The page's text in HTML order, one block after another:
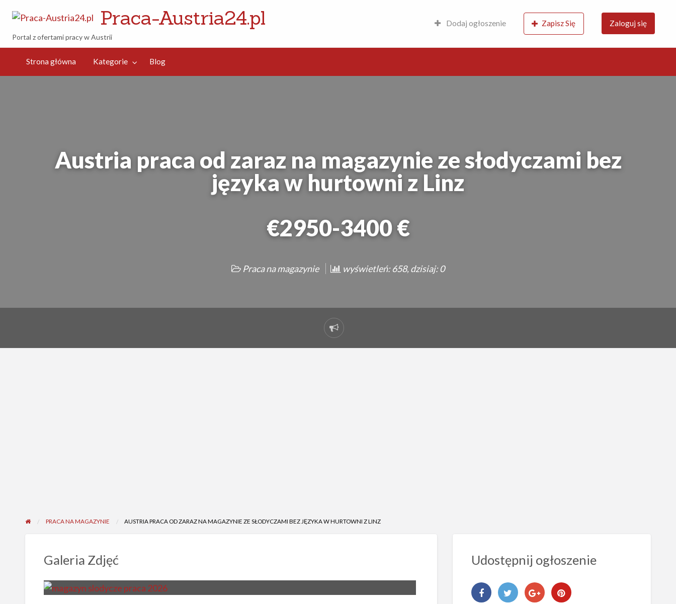
Praca-Austria24.pl
Portal z ofertami pracy w Austrii
Dodaj ogłoszenie Zapisz Się Zaloguj się
Strona główna Kategorie Blog
Austria praca od zaraz na magazynie ze słodyczami bez
języka w hurtowni z Linz
€2950-3400 €
Praca na magazynie wyświetleń: 658, dzisiaj: 0
Zgłoś
problem
PRACA NA MAGAZYNIE AUSTRIA PRACA OD ZARAZ NA MAGAZYNIE ZE SŁODYCZAMI BEZ JĘZYKA W HURTOWNI Z LINZ
Galeria Zdjęć Udostępnij ogłoszenie